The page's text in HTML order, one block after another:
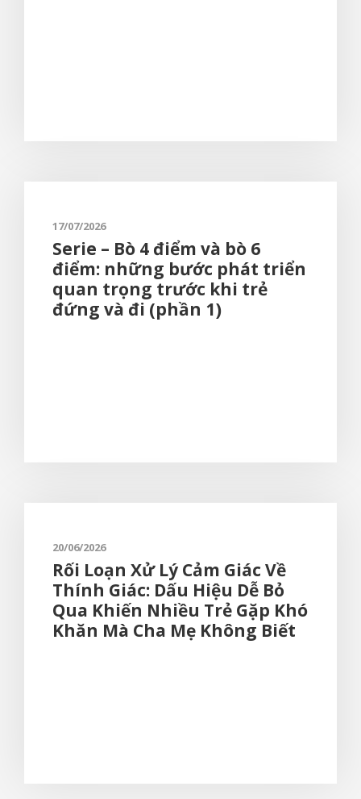
17/07/2026
Serie – Bò 4 điểm và bò 6
điểm: những bước phát triển
quan trọng trước khi trẻ
đứng và đi (phần 1)
20/06/2026
Rối Loạn Xử Lý Cảm Giác Về
Thính Giác: Dấu Hiệu Dễ Bỏ
Qua Khiến Nhiều Trẻ Gặp Khó
Khăn Mà Cha Mẹ Không Biết